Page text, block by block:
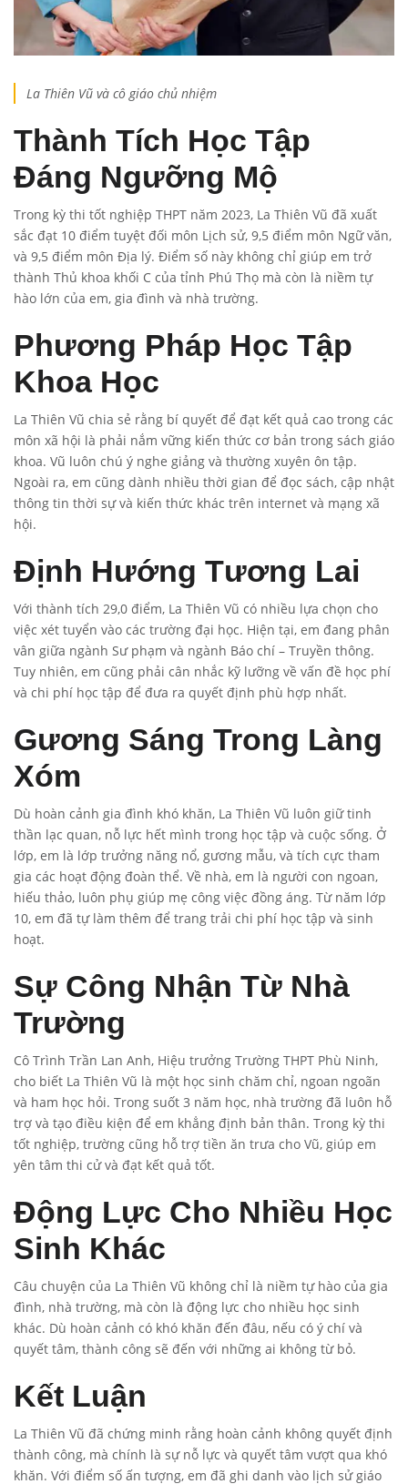
La Thiên Vũ và cô giáo chủ nhiệm
Thành Tích Học Tập
Đáng Ngưỡng Mộ
Trong kỳ thi tốt nghiệp THPT năm 2023, La Thiên Vũ đã xuất
sắc đạt 10 điểm tuyệt đối môn Lịch sử, 9,5 điểm môn Ngữ văn,
và 9,5 điểm môn Địa lý. Điểm số này không chỉ giúp em trở
thành Thủ khoa khối C của tỉnh Phú Thọ mà còn là niềm tự
hào lớn của em, gia đình và nhà trường.
Phương Pháp Học Tập
Khoa Học
La Thiên Vũ chia sẻ rằng bí quyết để đạt kết quả cao trong các
môn xã hội là phải nắm vững kiến thức cơ bản trong sách giáo
khoa. Vũ luôn chú ý nghe giảng và thường xuyên ôn tập.
Ngoài ra, em cũng dành nhiều thời gian để đọc sách, cập nhật
thông tin thời sự và kiến thức khác trên internet và mạng xã
hội.
Định Hướng Tương Lai
Với thành tích 29,0 điểm, La Thiên Vũ có nhiều lựa chọn cho
việc xét tuyển vào các trường đại học. Hiện tại, em đang phân
vân giữa ngành Sư phạm và ngành Báo chí – Truyền thông.
Tuy nhiên, em cũng phải cân nhắc kỹ lưỡng về vấn đề học phí
và chi phí học tập để đưa ra quyết định phù hợp nhất.
Gương Sáng Trong Làng
Xóm
Dù hoàn cảnh gia đình khó khăn, La Thiên Vũ luôn giữ tinh
thần lạc quan, nỗ lực hết mình trong học tập và cuộc sống. Ở
lớp, em là lớp trưởng năng nổ, gương mẫu, và tích cực tham
gia các hoạt động đoàn thể. Về nhà, em là người con ngoan,
hiếu thảo, luôn phụ giúp mẹ công việc đồng áng. Từ năm lớp
10, em đã tự làm thêm để trang trải chi phí học tập và sinh
hoạt.
Sự Công Nhận Từ Nhà
Trường
Cô Trình Trần Lan Anh, Hiệu trưởng Trường THPT Phù Ninh,
cho biết La Thiên Vũ là một học sinh chăm chỉ, ngoan ngoãn
và ham học hỏi. Trong suốt 3 năm học, nhà trường đã luôn hỗ
trợ và tạo điều kiện để em khẳng định bản thân. Trong kỳ thi
tốt nghiệp, trường cũng hỗ trợ tiền ăn trưa cho Vũ, giúp em
yên tâm thi cử và đạt kết quả tốt.
Động Lực Cho Nhiều Học
Sinh Khác
Câu chuyện của La Thiên Vũ không chỉ là niềm tự hào của gia
đình, nhà trường, mà còn là động lực cho nhiều học sinh
khác. Dù hoàn cảnh có khó khăn đến đâu, nếu có ý chí và
quyết tâm, thành công sẽ đến với những ai không từ bỏ.
Kết Luận
La Thiên Vũ đã chứng minh rằng hoàn cảnh không quyết định
thành công, mà chính là sự nỗ lực và quyết tâm vượt qua khó
khăn. Với điểm số ấn tượng, em đã ghi danh vào lịch sử giáo